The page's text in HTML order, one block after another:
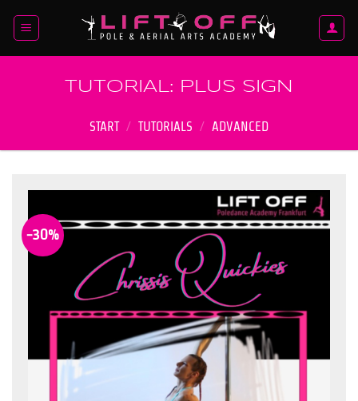
Inhalt
TUTORIAL: PLUS SIGN
START / TUTORIALS / ADVANCED
-30%